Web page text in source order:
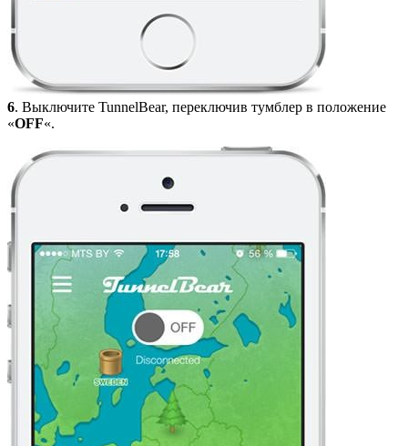
6. Выключите TunnelBear, переключив тумблер в положение
«OFF«.